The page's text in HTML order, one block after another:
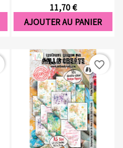
11,70 €
AJOUTER AU PANIER
favorite_border